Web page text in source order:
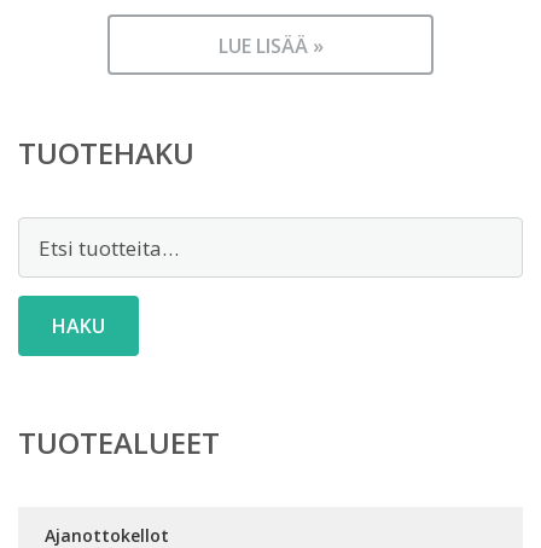
LUE LISÄÄ »
TUOTEHAKU
HAKU
TUOTEALUEET
Ajanottokellot